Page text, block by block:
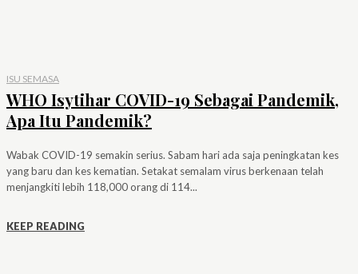
ISU SEMASA
WHO Isytihar COVID-19 Sebagai Pandemik,
Apa Itu Pandemik?
Wabak COVID-19 semakin serius. Sabam hari ada saja peningkatan kes
yang baru dan kes kematian. Setakat semalam virus berkenaan telah
menjangkiti lebih 118,000 orang di 114...
KEEP READING